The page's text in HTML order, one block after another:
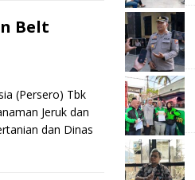
Belt
(Persero) Tbk
Jeruk dan
dan Dinas